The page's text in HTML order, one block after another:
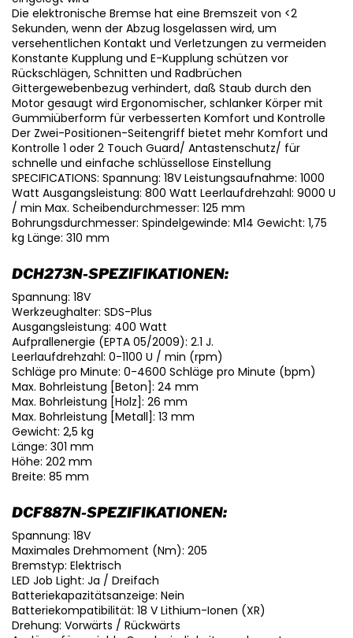
Die elektronische Bremse hat eine Bremszeit von <2
Sekunden, wenn der Abzug losgelassen wird, um
versehentlichen Kontakt und Verletzungen zu vermeiden
Konstante Kupplung und E-Kupplung schützen vor
Rückschlägen, Schnitten und Radbrüchen
Gittergewebenbezug verhindert, daß Staub durch den
Motor gesaugt wird Ergonomischer, schlanker Körper mit
Gummiüberform für verbesserten Komfort und Kontrolle
Der Zwei-Positionen-Seitengriff bietet mehr Komfort und
Kontrolle 1 oder 2 Touch Guard/ Antastenschutz/ für
schnelle und einfache schlüssellose Einstellung
SPECIFICATIONS: Spannung: 18V Leistungsaufnahme: 1000
Watt Ausgangsleistung: 800 Watt Leerlaufdrehzahl: 9000 U
/ min Max. Scheibendurchmesser: 125 mm
Bohrungsdurchmesser: Spindelgewinde: M14 Gewicht: 1,75
kg Länge: 310 mm
DCH273N-SPEZIFIKATIONEN:
Spannung: 18V
Werkzeughalter: SDS-Plus
Ausgangsleistung: 400 Watt
Aufprallenergie (EPTA 05/2009): 2.1 J.
Leerlaufdrehzahl: 0-1100 U / min (rpm)
Schläge pro Minute: 0-4600 Schläge pro Minute (bpm)
Max. Bohrleistung [Beton]: 24 mm
Max. Bohrleistung [Holz]: 26 mm
Max. Bohrleistung [Metall]: 13 mm
Gewicht: 2,5 kg
Länge: 301 mm
Höhe: 202 mm
Breite: 85 mm
DCF887N-SPEZIFIKATIONEN:
Spannung: 18V
Maximales Drehmoment (Nm): 205
Bremstyp: Elektrisch
LED Job Light: Ja / Dreifach
Batteriekapazitätsanzeige: Nein
Batteriekompatibilität: 18 V Lithium-Ionen (XR)
Drehung: Vorwärts / Rückwärts